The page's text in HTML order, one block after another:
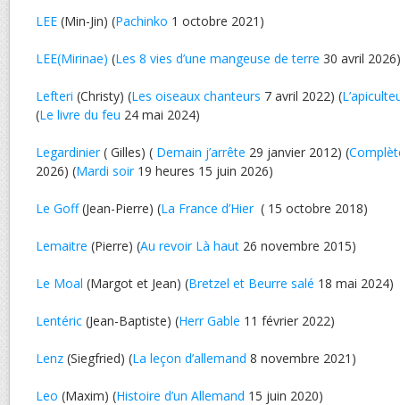
LEE (Min-Jin) (Pachinko 1 octobre 2021)
LEE(Mirinae) (Les 8 vies d’une mangeuse de terre 30 avril 2026)
Lefteri (Christy) (Les oiseaux chanteurs 7 avril 2022) (
(Le livre du feu 24 mai 2024)
Legardinier( Gilles) ( Demain j’arrête 29 janvier 2012) (
2026) (Mardi soir19 heures 15 juin 2026)
Le Goff(Jean-Pierre) (La France d’Hier ( 15 octobre 2018)
Lemaitre (Pierre) (Au revoir Là haut 26 novembre 2015)
Le Moal (Margot et Jean) (Bretzel et Beurre salé 18 mai 2024)
Lentéric (Jean-Baptiste) (Herr Gable 11 février 2022)
Lenz (Siegfried) (La leçon d’allemand 8 novembre 2021)
Leo (Maxim) (Histoire d’un Allemand 15 juin 2020)